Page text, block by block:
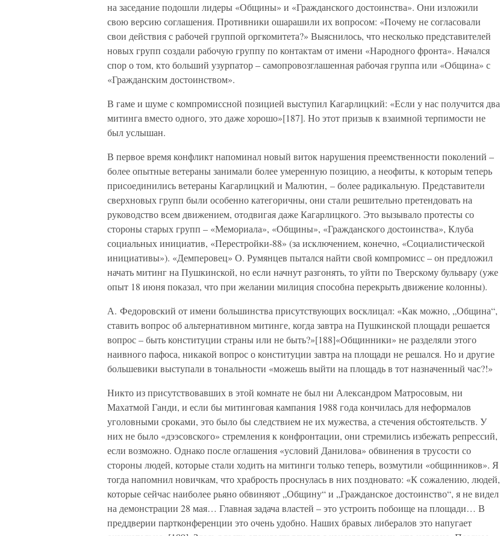
на заседание подошли лидеры «Общины» и «Гражданского достоинства». Они изложили
свою версию соглашения. Противники ошарашили их вопросом: «Почему не согласовали
свои действия с рабочей группой оргкомитета?» Выяснилось, что несколько представителей
новых групп создали рабочую группу по контактам от имени «Народного фронта». Начался
спор о том, кто больший узурпатор – самопровозглашенная рабочая группа или «Община» с
«Гражданским достоинством».
В гаме и шуме с компромиссной позицией выступил Кагарлицкий: «Если у нас получится два
митинга вместо одного, это даже хорошо»[187]. Но этот призыв к взаимной терпимости не
был услышан.
В первое время конфликт напоминал новый виток нарушения преемственности поколений –
более опытные ветераны занимали более умеренную позицию, а неофиты, к которым теперь
присоединились ветераны Кагарлицкий и Малютин, – более радикальную. Представители
сверхновых групп были особенно категоричны, они стали решительно претендовать на
руководство всем движением, отодвигая даже Кагарлицкого. Это вызывало протесты со
стороны старых групп – «Мемориала», «Общины», «Гражданского достоинства», Клуба
социальных инициатив, «Перестройки-88» (за исключением, конечно, «Социалистической
инициативы»). «Демперовец» О. Румянцев пытался найти свой компромисс – он предложил
начать митинг на Пушкинской, но если начнут разгонять, то уйти по Тверскому бульвару (уже
опыт 18 июня показал, что при желании милиция способна перекрыть движение колонны).
А. Федоровский от имени большинства присутствующих восклицал: «Как можно, „Община“,
ставить вопрос об альтернативном митинге, когда завтра на Пушкинской площади решается
вопрос – быть конституции страны или не быть?»[188]«Общинники» не разделяли этого
наивного пафоса, никакой вопрос о конституции завтра на площади не решался. Но и другие
большевики выступали в тональности «можешь выйти на площадь в тот назначенный час?!»
Никто из присутствовавших в этой комнате не был ни Александром Матросовым, ни
Махатмой Ганди, и если бы митинговая кампания 1988 года кончилась для неформалов
уголовными сроками, это было бы следствием не их мужества, а стечения обстоятельств. У
них не было «дээсовского» стремления к конфронтации, они стремились избежать репрессий,
если возможно. Однако после оглашения «условий Данилова» обвинения в трусости со
стороны людей, которые стали ходить на митинги только теперь, возмутили «общинников». Я
тогда напомнил новичкам, что храбрость проснулась в них поздновато: «К сожалению, людей,
которые сейчас наиболее рьяно обвиняют „Общину“ и „Гражданское достоинство“, я не видел
на демонстрации 28 мая… Главная задача властей – это устроить побоище на площади… В
преддверии партконференции это очень удобно. Наших бравых либералов это напугает